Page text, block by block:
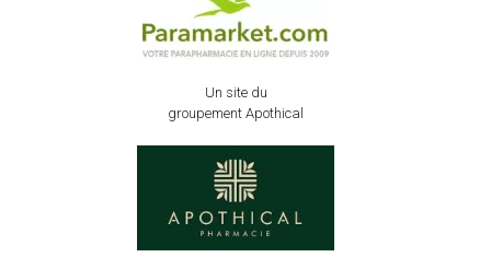
Un site du
groupement Apothical